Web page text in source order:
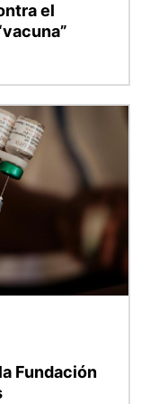
el
Fundación